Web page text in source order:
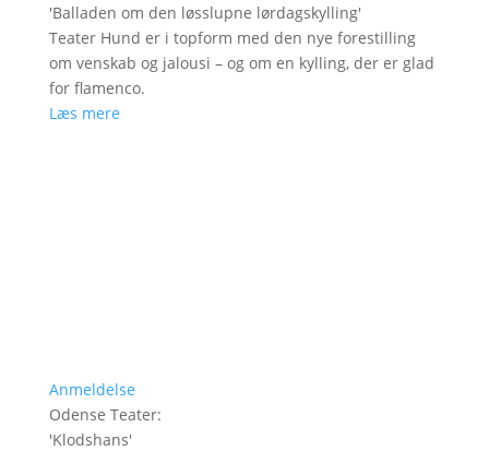
'Balladen om den løsslupne lørdagskylling'
Teater Hund er i topform med den nye forestilling
om venskab og jalousi – og om en kylling, der er glad
for flamenco.
Læs mere
Anmeldelse
Odense Teater:
'Klodshans'